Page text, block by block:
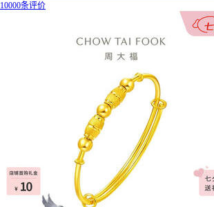
10000条评价